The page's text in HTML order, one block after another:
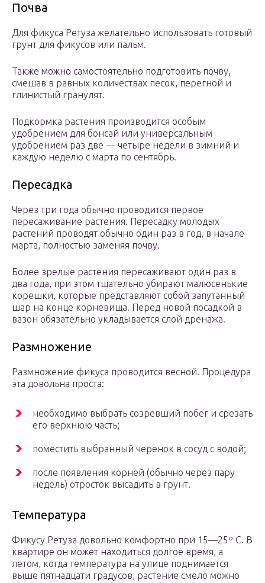
Почва
Для фикуса Ретуза желательно использовать готовый
грунт для фикусов или пальм.
Также можно самостоятельно подготовить почву,
смешав в равных количествах песок, перегной и
глинистый гранулят.
Подкормка растения производится особым
удобрением для бонсай или универсальным
удобрением раз две — четыре недели в зимний и
каждую неделю с марта по сентябрь.
Пересадка
Через три года обычно проводится первое
пересаживание растения. Пересадку молодых
растений проводят обычно один раз в год, в начале
марта, полностью заменяя почву.
Более зрелые растения пересаживают один раз в
два года, при этом тщательно убирают малюсенькие
корешки, которые представляют собой запутанный
шар на конце корневища. Перед новой посадкой в
вазон обязательно укладывается слой дренажа.
Размножение
Размножение фикуса проводится весной. Процедура
эта довольна проста:
необходимо выбрать созревший побег и срезать
его верхнюю часть;
поместить выбранный черенок в сосуд с водой;
после появления корней (обычно через пару
недель) отросток высадить в грунт.
Температура
Фикусу Ретуза довольно комфортно при 15—25º С. В
квартире он может находиться долгое время, а
летом, когда температура на улице поднимается
выше пятнадцати градусов, растение смело можно